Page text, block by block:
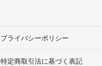
プライバシーポリシー
特定商取引法に基づく表記